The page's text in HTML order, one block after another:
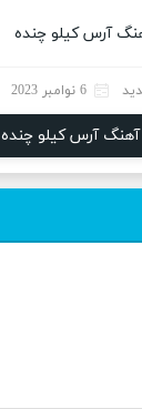
6 نوامبر 2023
آهنگ آرس کیلو چنده